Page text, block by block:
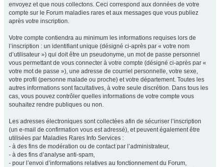
envoyez et que nous collectons. Ceci correspond aux données de votre
compte sur le Forum maladies rares et aux messages que vous publiez
après votre inscription.
Votre compte contiendra au minimum les informations requises lors de
l’inscription : un identifiant unique (désigné ci-après par « votre nom
d’utilisateur ») qui doit être un pseudonyme, un mot de passe personnel
vous permettant de vous connecter à votre compte (désigné ci-après par «
votre mot de passe »), une adresse de courriel personnelle, votre sexe,
votre profil (personne malade ou proche) et votre département. Toutes les
autres informations sont facultatives, à votre seule discrétion. Dans tous les
cas, vous pouvez contrôler quelles informations de votre compte vous
souhaitez rendre publiques ou non.
Les adresses électroniques sont collectées afin de sécuriser l’inscription
(un e-mail de confirmation vous est adressé), et peuvent également être
utilisées par Maladies Rares Info Services :
- à des fins de modération ou de contact par l’administrateur,
- à des fins d’analyse anti-spam,
- pour l’envoi d’informations relatives au fonctionnement du Forum,